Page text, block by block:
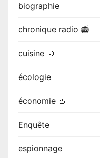
biographie
chronique radio 📻
cuisine 🍲
écologie
économie 👛
Enquête
espionnage